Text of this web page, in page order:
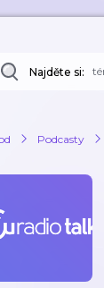
Najděte si:
Podcasty